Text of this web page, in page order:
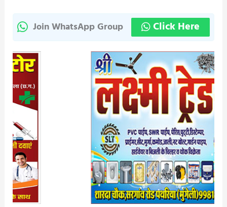
Join WhatsApp Group Click Here